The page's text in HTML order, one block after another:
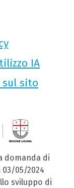
IA
sul sito
domanda di
05/2024
sviluppo di